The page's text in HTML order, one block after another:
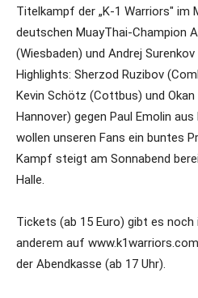
Titelkampf der „K-1 Warriors" im
deutschen MuayThai-Champion
(Wiesbaden) und Andrej
Highlights: Sherzod Ruzibov
Kevin Schötz (Cottbus) und
Hannover) gegen Paul Emolin aus
wollen unseren Fans ein buntes
Kampf steigt am Sonnabend
Halle.
Tickets (ab 15 Euro) gibt es
anderem auf
der Abendkasse (ab 17 Uhr).